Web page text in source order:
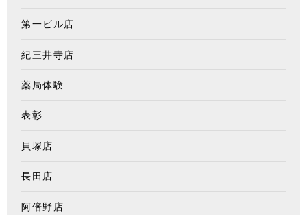
第一ビル店
紀三井寺店
薬局体験
表彰
貝塚店
長田店
阿倍野店